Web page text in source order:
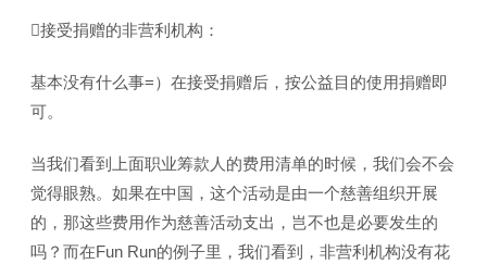
接受捐赠的非营利机构：
基本没有什么事=）在接受捐赠后，按公益目的使用捐赠即
可。
当我们看到上面职业筹款人的费用清单的时候，我们会不会
觉得眼熟。如果在中国，这个活动是由一个慈善组织开展
的，那这些费用作为慈善活动支出，岂不也是必要发生的
吗？而在Fun Run的例子里，我们看到，非营利机构没有花